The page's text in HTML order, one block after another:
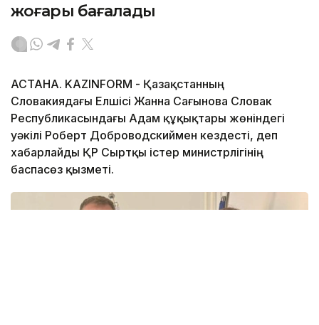
жоғары бағалады
АСТАНА. KAZINFORM - Қазақстанның
Словакиядағы Елшісі Жанна Сағынова Словак
Республикасындағы Адам құқықтары жөніндегі
уәкілі Роберт Доброводскиймен кездесті, деп
хабарлайды ҚР Сыртқы істер министрлігінің
баспасөз қызметі.